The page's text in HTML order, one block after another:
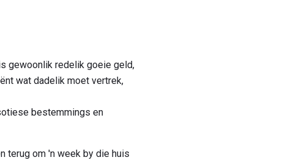
gewoonlik redelik goeie geld,
wat dadelik moet vertrek,
bestemmings en
terug om 'n week by die huis